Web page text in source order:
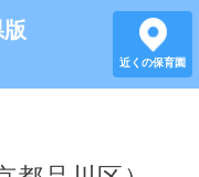
近くの保育園